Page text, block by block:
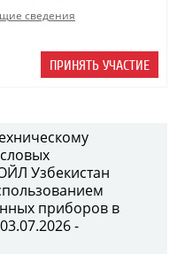
сведения
ПРИНЯТЬ УЧАСТИЕ
Узбекистан
приборов в
-